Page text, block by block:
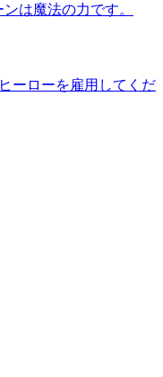
は魔法の力です。
ーローを雇用してくだ